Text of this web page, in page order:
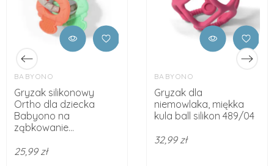
BABYONO
Gryzak silikonowy
Ortho dla dziecka
Babyono na
ząbkowanie...
25,99 zł
BABYONO
Gryzak dla
niemowlaka, miękka
kula ball silikon 489/04
32,99 zł